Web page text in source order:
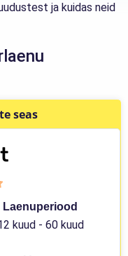
ja kuidas neid
seas
Laenuperiood
kuud - 60 kuud